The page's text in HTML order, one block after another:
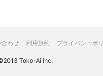
合わせ 利用規約 プライバシーポ
Toko-Ai Inc.